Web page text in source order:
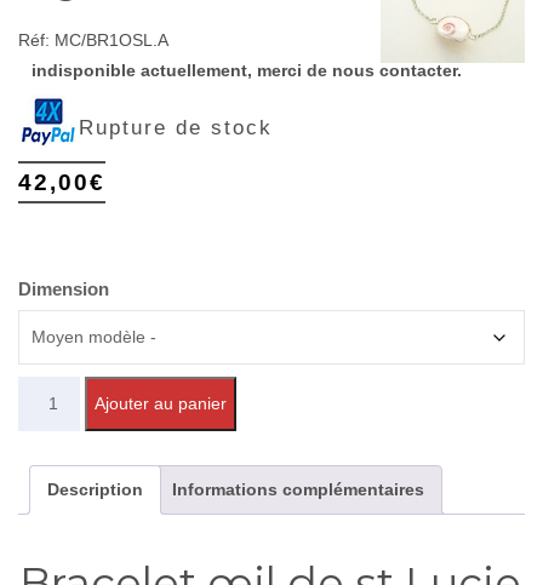
Réf: MC/BR1OSL.A
indisponible actuellement, merci de nous contacter.
42,00€
Rupture de stock
Dimension
Ajouter au panier
Description Informations complémentaires